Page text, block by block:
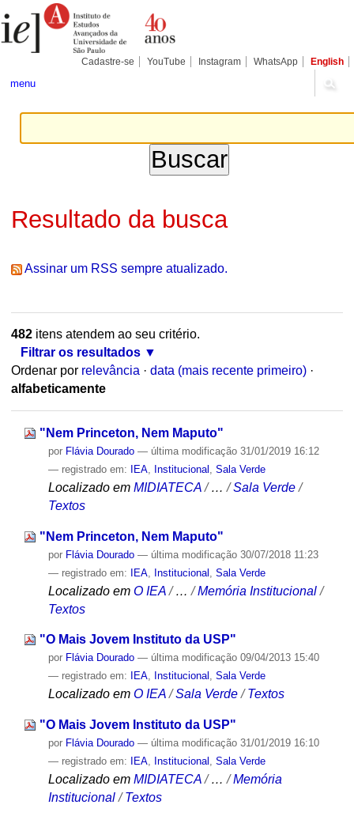
para
conteúdo.
Pessoais
Cadastre-se YouTube Instagram WhatsApp English
menu
Resultado da busca
Assinar um RSS sempre atualizado.
482itens atendem ao seu critério.
Filtrar os resultados
Ordenar por relevância · data (mais recente primeiro) ·
alfabeticamente
"Nem Princeton, Nem Maputo"
por Flávia Dourado — última modificação31/01/2019 16:12
— registrado em:
IEA, Institucional Sala Verde
Localizado em MIDIATECA /…/Sala Verde /
Textos
"Nem Princeton, Nem Maputo"
por Flávia Dourado — última modificação30/07/2018 11:23
— registrado em: IEA, Institucional Sala Verde
Localizado em O IEA /…/Memória Institucional /
Textos
"O Mais Jovem Instituto da USP"
por Flávia Dourado — última modificação09/04/2013 15:40
— registrado em:
IEA, Institucional , Sala Verde
Localizado em O IEA /Sala Verde /Textos
"O Mais Jovem Instituto da USP"
por Flávia Dourado — última modificação31/01/2019 16:10
— registrado em:
IEA, Institucional , Sala Verde
Localizado em MIDIATECA /…/Memória
Institucional /Textos